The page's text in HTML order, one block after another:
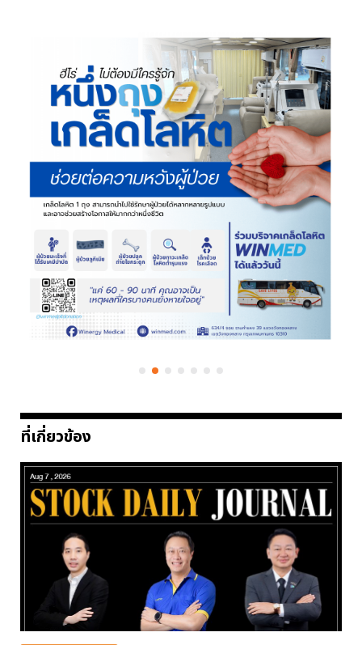
ที่เกี่ยวข้อง